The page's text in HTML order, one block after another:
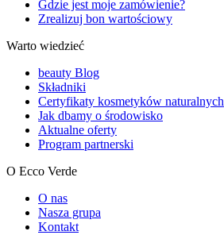
Gdzie jest moje zamówienie?
Zrealizuj bon wartościowy
Warto wiedzieć
beauty Blog
Składniki
Certyfikaty kosmetyków naturalnych
Jak dbamy o środowisko
Aktualne oferty
Program partnerski
O Ecco Verde
O nas
Nasza grupa
Kontakt